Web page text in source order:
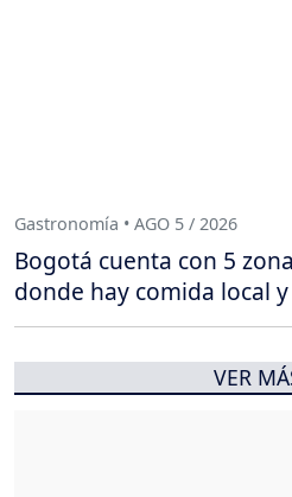
Gastronomía • AGO 5 / 2026
Bogotá cuenta con 5
donde hay comida local
VER